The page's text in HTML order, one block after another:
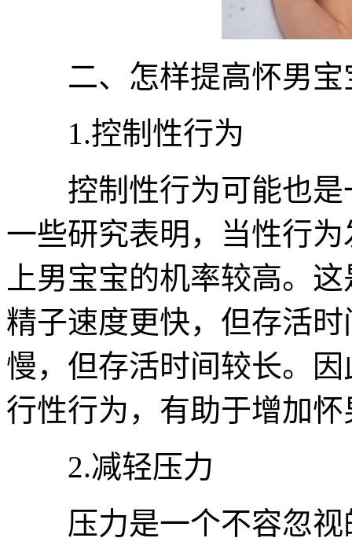
二、怎样提高怀男宝
1.控制性行为
控制性行为可能也是
一些研究表明，当性行
上男宝宝的机率较高。
精子速度更快，但存活
慢，但存活时间较长。
行性行为，有助于增加
2.减轻压力
压力是一个不容忽视